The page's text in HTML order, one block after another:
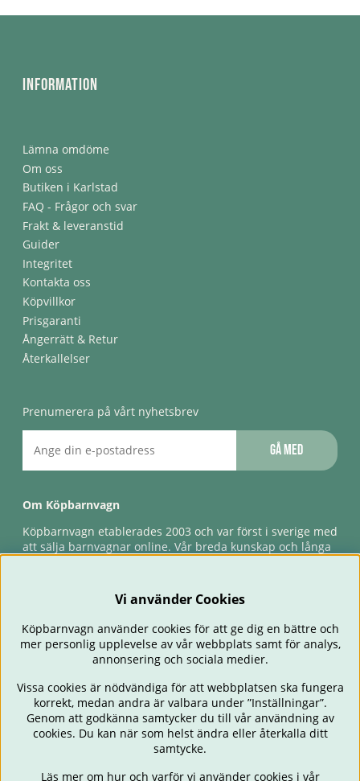
Information
Lämna omdöme
Om oss
Butiken i Karlstad
FAQ - Frågor och svar
Frakt & leveranstid
Guider
Integritet
Kontakta oss
Köpvillkor
Prisgaranti
Ångerrätt & Retur
Återkallelser
Prenumerera på vårt nyhetsbrev
Gå med
Om Köpbarnvagn
Köpbarnvagn etablerades 2003 och var först i sverige med
att sälja barnvagnar online. Vår breda kunskap och långa
förlossningsgaranti & förlängd ångerrätt.
BARNVAGNAR BILSTOLAR BABY ÄTA & MATA
RESA
Vi använder Cookies
Köpbarnvagn använder cookies för att ge dig en bättre och
mer personlig upplevelse av vår webbplats samt för analys,
annonsering och sociala medier.
Vissa cookies är nödvändiga för att webbplatsen ska fungera
korrekt, medan andra är valbara under ”Inställningar”.
Genom att godkänna samtycker du till vår användning av
cookies. Du kan när som helst ändra eller återkalla ditt
samtycke.
Läs mer om hur och varför vi använder cookies i vår